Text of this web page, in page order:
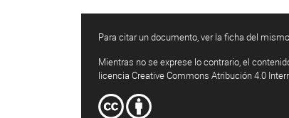
Para citar un documento, ver la ficha del
Mientras no se exprese lo contrario, el
licencia Creative Commons Atribución 4.0